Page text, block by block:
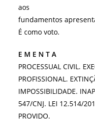
aos
fundamentos
É como voto.
E M E N T A
PROCESSUAL CIVIL.
PROFISSIONAL.
IMPOSSIBILIDADE.
547/CNJ. LEI 12.514/
PROVIDO.